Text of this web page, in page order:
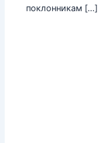
поклонникам […]